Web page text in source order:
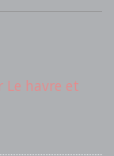
Le havre et